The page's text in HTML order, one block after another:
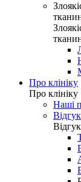
Про клініку
Про клініку
Наші